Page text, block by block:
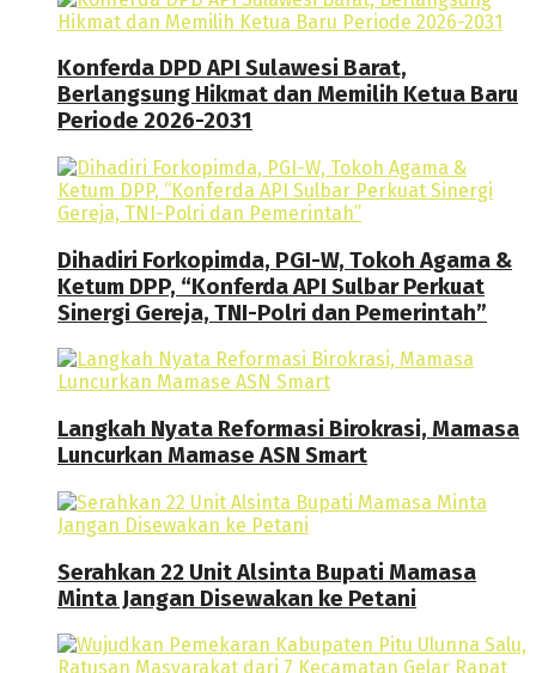
Konferda DPD API Sulawesi Barat,
Berlangsung Hikmat dan Memilih Ketua Baru
Periode 2026-2031
Dihadiri Forkopimda, PGI-W, Tokoh Agama &
Ketum DPP, “Konferda API Sulbar Perkuat
Sinergi Gereja, TNI-Polri dan Pemerintah”
Langkah Nyata Reformasi Birokrasi, Mamasa
Luncurkan Mamase ASN Smart
Serahkan 22 Unit Alsinta Bupati Mamasa
Minta Jangan Disewakan ke Petani